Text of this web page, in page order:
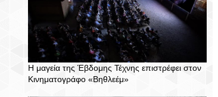
Η μαγεία της Έβδομης Τέχνης επιστρέφει στον
Κινηματογράφο «Βηθλεέμ»